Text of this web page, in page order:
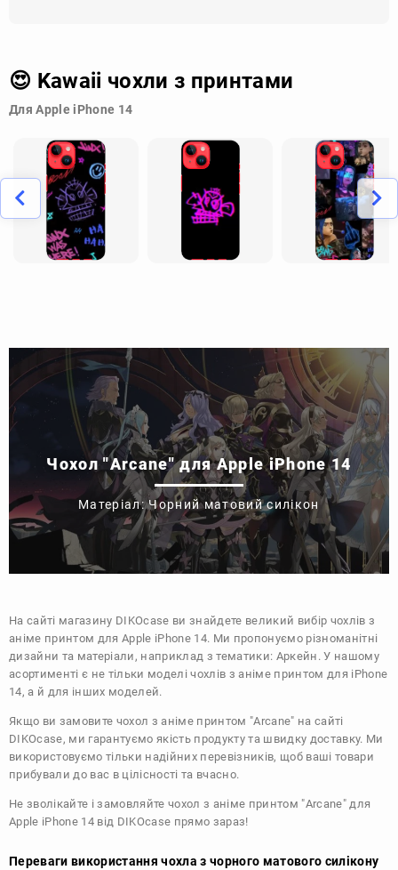
😍 Kawaii чохли з принтами
Для Apple iPhone 14
Чохол "Arcane" для Apple iPhone 14
Матеріал: Чорний матовий силікон
На сайті магазину DIKOcase ви знайдете великий вибір чохлів з
аніме принтом для Apple iPhone 14. Ми пропонуємо різноманітні
дизайни та матеріали, наприклад з тематики: Аркейн . У нашому
асортименті є не тільки моделі чохлів з аніме принтом для iPhone
14, а й для інших моделей.
Якщо ви замовите чохол з аніме принтом "Arcane" на сайті
DIKOcase, ми гарантуємо якість продукту та швидку доставку. Ми
використовуємо тільки надійних перевізників, щоб ваші товари
прибували до вас в цілісності та вчасно.
Не зволікайте і замовляйте чохол з аніме принтом "Arcane" для
Apple iPhone 14 від DIKOcase прямо зараз!
Переваги використання чохла з чорного матового силікону